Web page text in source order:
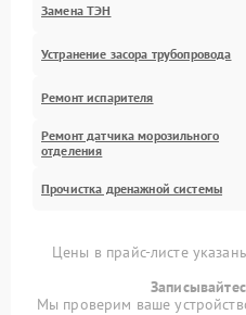
Замена ТЭН
Устранение засора трубопровода
Ремонт испарителя
Ремонт датчика морозильного
отделения
Прочистка дренажной системы
Цены в прайс-листе
Мы проверим ваше